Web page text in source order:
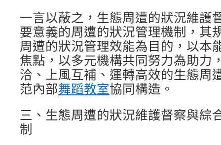
一言以蔽之，生態周遭的狀況維護
要意義的周遭的狀況管理機制，其
周遭的狀況管理效能為目的，以本
焦點，以多元機構共同努力為助力
洽、上風互補、運轉高效的生態周
范內部舞蹈教室協同構造。
三、生態周遭的狀況維護督察與綜
制